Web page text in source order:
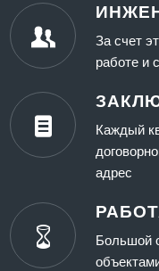
За счет
работе и
Каждый
адрес
Большой